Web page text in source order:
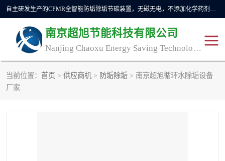
自主研发生产的CPMR全智能防垢除垢节碳装置，无磁无电，不添加化学药剂，*了国内纯物理除垢技术领域空白，其性能处于国际领先水平。广泛应用于石油炼化、钢铁冶炼、电力、煤矿、化工、供暖、压铸、汽车制造、涉水家电等行业。
南京超旭节能科技有限公司
Nanjing Chaoxu Energy Saving Technology Co., Ltd
当前位置： 首页 > 供应商机 > 防垢除垢 > 南京超旭循环水除垢设备
厂家CPMR